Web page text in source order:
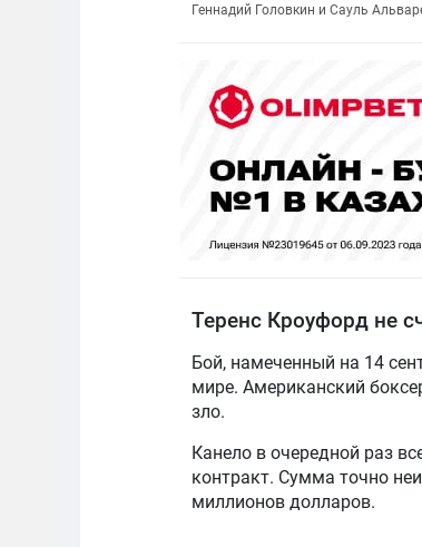
Геннадий Головкин и Сауль
Теренс Кроуфорд не
Бой, намеченный на 14
мире. Американский
зло.
Канело в очередной раз
контракт. Сумма точно
миллионов долларов.